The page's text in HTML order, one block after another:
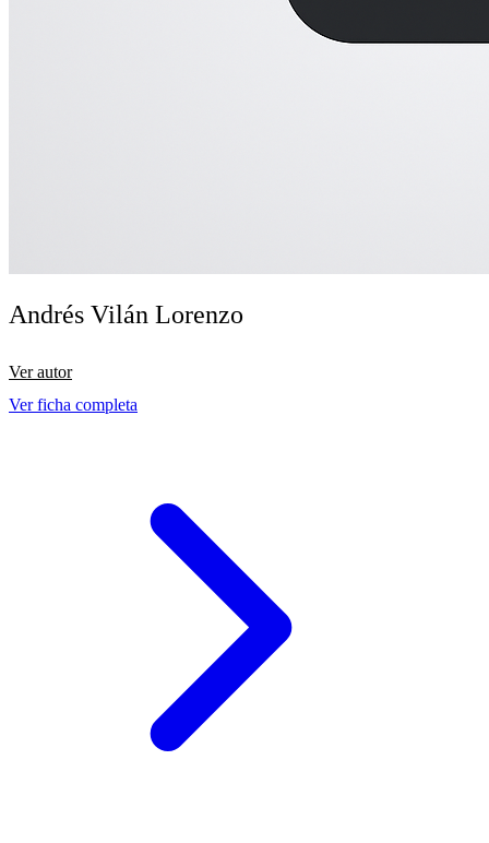
Andrés Vilán Lorenzo
Ver autor
Ver ficha completa